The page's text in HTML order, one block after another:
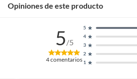
Opiniones de este producto
5/5
4comentarios 1
2
3
4
5